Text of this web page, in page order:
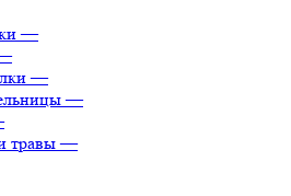
—
—
—
травы —